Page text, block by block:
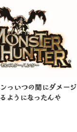
っいつの間にダメージ
ようになったんや